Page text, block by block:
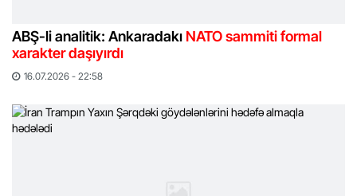
ABŞ-li analitik: Ankaradakı NATO sammiti formal
xarakter daşıyırdı
16.07.2026 - 22:58